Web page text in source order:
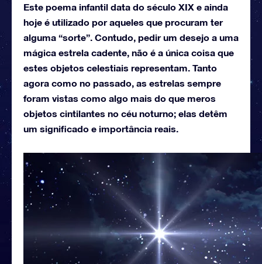
Este poema infantil data do século XIX e ainda
hoje é utilizado por aqueles que procuram ter
alguma “sorte”. Contudo, pedir um desejo a uma
mágica estrela cadente, não é a única coisa que
estes objetos celestiais representam. Tanto
agora como no passado, as estrelas sempre
foram vistas como algo mais do que meros
objetos cintilantes no céu noturno; elas detêm
um significado e importância reais.